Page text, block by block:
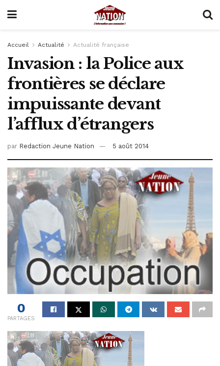
Accueil Actualité Actualité française
Invasion : la Police aux
frontières se déclare
impuissante devant
l’afflux d’étrangers
par Redaction Jeune Nation 5 août 2014
0
PARTAGES